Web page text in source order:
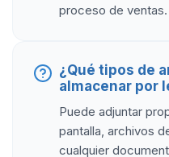
proceso de ventas.
¿Qué tipos de
almacenar por
Puede adjuntar
pantalla, archivos
cualquier